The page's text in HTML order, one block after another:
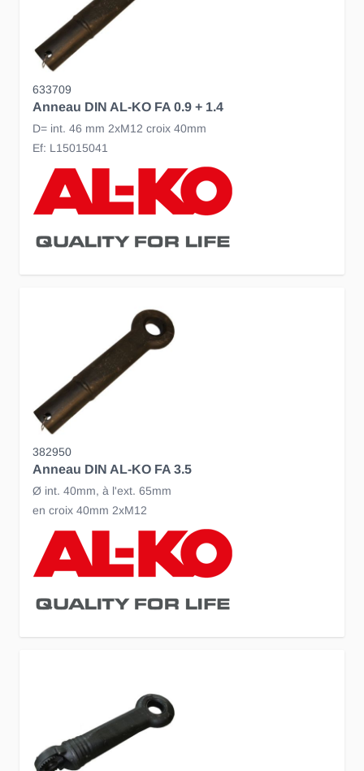
633709
Anneau DIN AL-KO FA 0.9 + 1.4
D= int. 46 mm 2xM12 croix 40mm
Ef: L15015041
382950
Anneau DIN AL-KO FA 3.5
Ø int. 40mm, à l'ext. 65mm
en croix 40mm 2xM12